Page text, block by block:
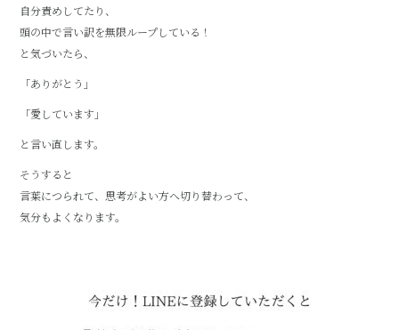
自分責めしてたり、
頭の中で言い訳を無限ループしている！
と気づいたら、
「ありがとう」
「愛しています」
と言い直します。
そうすると
言葉につられて、思考がよい方へ切り替わって、
気分もよくなります。